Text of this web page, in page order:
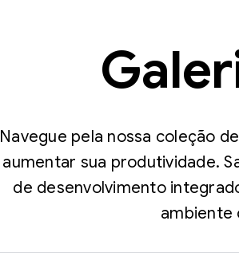
Navegue pela nossa coleção
aumentar sua produtividade.
de desenvolvimento
ambiente